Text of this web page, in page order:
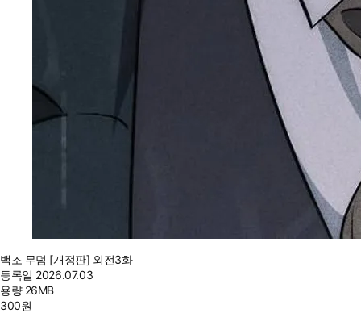
백조 무덤 [개정판] 외전3화
등록일 2026.07.03
용량 26MB
300원